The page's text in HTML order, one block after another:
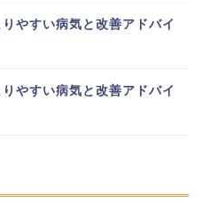
やすい病気と改善アドバイ
やすい病気と改善アドバイ